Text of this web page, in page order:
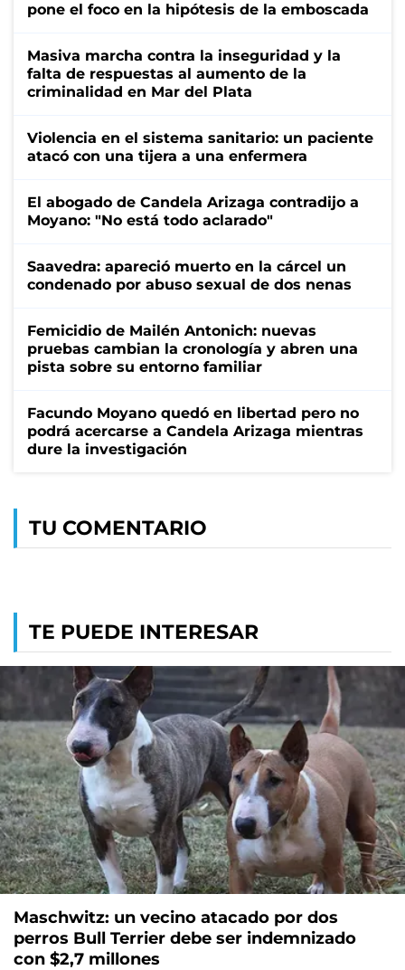
pone el foco en la hipótesis de la emboscada
Masiva marcha contra la inseguridad y la
falta de respuestas al aumento de la
criminalidad en Mar del Plata
Violencia en el sistema sanitario: un paciente
atacó con una tijera a una enfermera
El abogado de Candela Arizaga contradijo a
Moyano: "No está todo aclarado"
Saavedra: apareció muerto en la cárcel un
condenado por abuso sexual de dos nenas
Femicidio de Mailén Antonich: nuevas
pruebas cambian la cronología y abren una
pista sobre su entorno familiar
Facundo Moyano quedó en libertad pero no
podrá acercarse a Candela Arizaga mientras
dure la investigación
TU COMENTARIO
TE PUEDE INTERESAR
Maschwitz: un vecino atacado por dos
perros Bull Terrier debe ser indemnizado
con $2,7 millones